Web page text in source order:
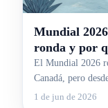
Mundial
ronda y por
El Mundial 2026
Canadá, pero
Estados Unidos.
1 de jun de 2026